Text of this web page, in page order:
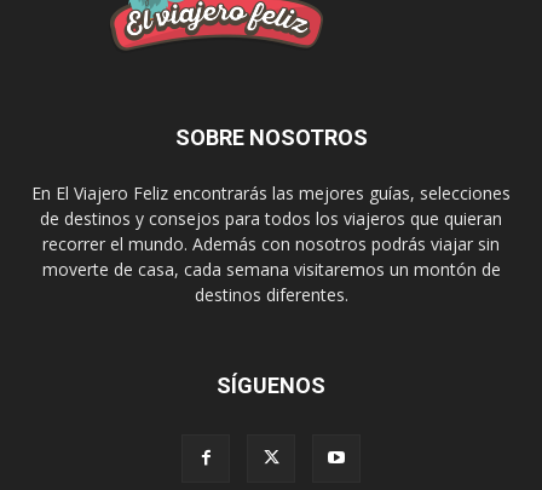
SOBRE NOSOTROS
En El Viajero Feliz encontrarás las mejores guías, selecciones
de destinos y consejos para todos los viajeros que quieran
recorrer el mundo. Además con nosotros podrás viajar sin
moverte de casa, cada semana visitaremos un montón de
destinos diferentes.
SÍGUENOS